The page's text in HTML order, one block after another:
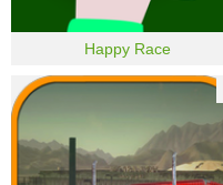
Happy Race